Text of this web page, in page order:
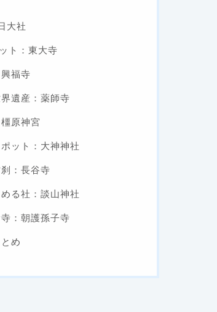
大社
ト：東大寺
福寺
遺産：薬師寺
原神宮
ット：大神神社
：長谷寺
る社：談山神社
：朝護孫子寺
め